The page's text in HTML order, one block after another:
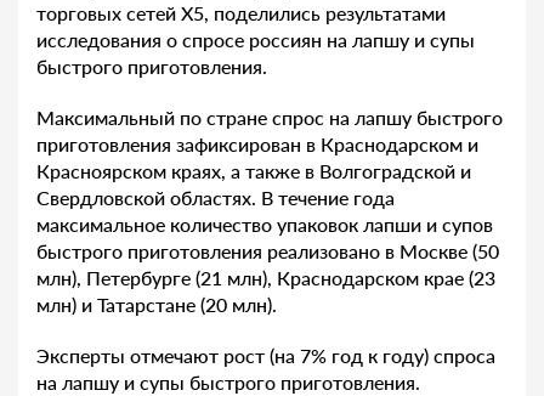
торговых сетей X5, поделились результатами
исследования о спросе россиян на лапшу и супы
быстрого приготовления.
Максимальный по стране спрос на лапшу быстрого
приготовления зафиксирован в Краснодарском и
Красноярском краях, а также в Волгоградской и
Свердловской областях. В течение года
максимальное количество упаковок лапши и супов
быстрого приготовления реализовано в Москве (50
млн), Петербурге (21 млн), Краснодарском крае (23
млн) и Татарстане (20 млн).
Эксперты отмечают рост (на 7% год к году) спроса
на лапшу и супы быстрого приготовления.